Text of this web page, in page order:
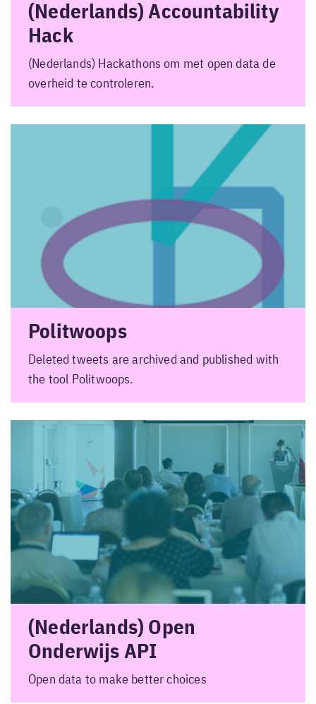
(Nederlands) Accountability
Hack
(Nederlands) Hackathons om met open data de
overheid te controleren.
Politwoops
Deleted tweets are archived and published with
the tool Politwoops.
(Nederlands) Open
Onderwijs API
Open data to make better choices